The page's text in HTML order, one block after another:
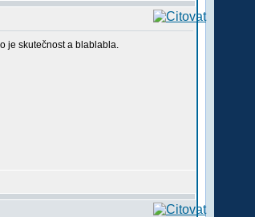
je skutečnost a blablabla.